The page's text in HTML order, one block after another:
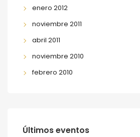
enero 2012
noviembre 2011
abril 2011
noviembre 2010
febrero 2010
Últimos eventos